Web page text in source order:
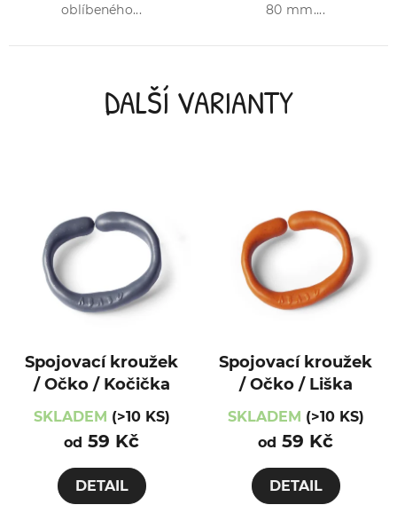
oblíbeného...
80 mm....
DALŠÍ VARIANTY
Spojovací kroužek
/ Očko / Kočička
SKLADEM (>10 KS)
od 59 Kč
DETAIL
Spojovací kroužek
/ Očko / Liška
SKLADEM (>10 KS)
od 59 Kč
DETAIL